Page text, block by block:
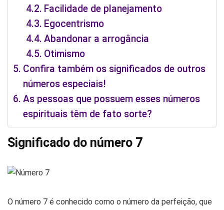
Facilidade de planejamento
Egocentrismo
Abandonar a arrogância
Otimismo
Confira também os significados de outros
números especiais!
As pessoas que possuem esses números
espirituais têm de fato sorte?
Significado do número 7
O número 7 é conhecido como o número da perfeição, que